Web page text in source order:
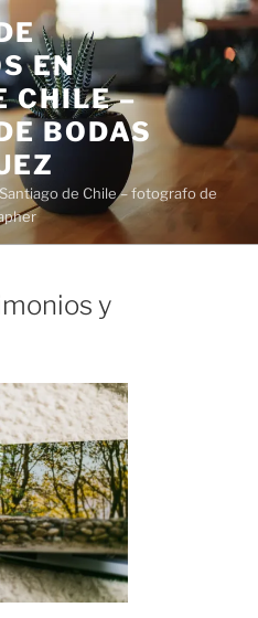
EN
CHILE –
BODAS
de Chile – fotografo de
y